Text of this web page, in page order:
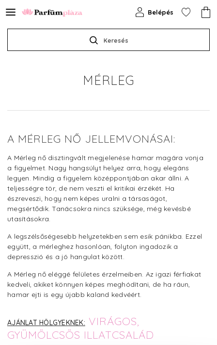
Keresés
Belépés
MÉRLEG
A MÉRLEG NŐ JELLEMVONÁSAI:
A Mérleg nő disztingvált megjelenése hamar magára vonja
a figyelmet. Nagy hangsúlyt helyez arra, hogy elegáns
legyen. Mindig a figyelem középpontjában akar állni. A
teljességre tör, de nem veszti el kritikai érzékét. Ha
észreveszi, hogy nem képes uralni a társaságot,
megsértődik. Tanácsokra nincs szüksége, még kevésbé
utasításokra.
A legszélsőségesebb helyzetekben sem esik pánikba. Ezzel
együtt, a mérleghez hasonlóan, folyton ingadozik a
depresszió és a jó hangulat között.
A Mérleg nő eléggé felületes érzelmeiben. Az igazi férfiakat
kedveli, akiket könnyen képes meghódítani, de ha ráun,
hamar ejti is egy újabb kaland kedvéért.
AJÁNLAT HÖLGYEKNEK: VIRÁGOS,
GYÜMÖLCSÖS ILLATCSALÁD